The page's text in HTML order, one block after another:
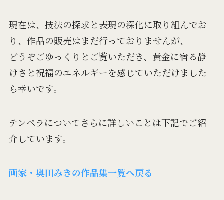
現在は、技法の探求と表現の深化に取り組んでお
り、作品の販売はまだ行っておりませんが、
どうぞごゆっくりとご覧いただき、黄金に宿る静
けさと祝福のエネルギーを感じていただけました
ら幸いです。
テンペラについてさらに詳しいことは下記でご紹
介しています。
画家・奥田みきの作品集一覧へ戻る